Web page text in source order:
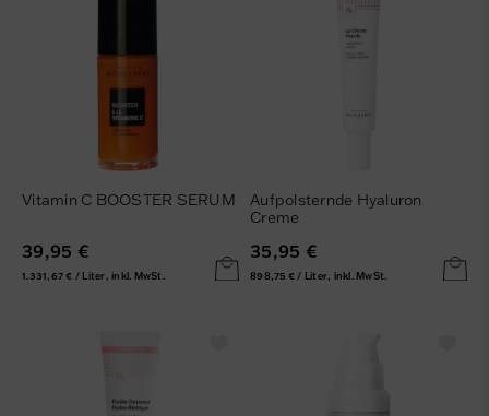
Vitamin C BOOSTER SERUM
39,95 €
1.331,67 € / Liter, inkl. MwSt.
Aufpolsternde Hyaluron
Creme
35,95 €
898,75 € / Liter, inkl. MwSt.